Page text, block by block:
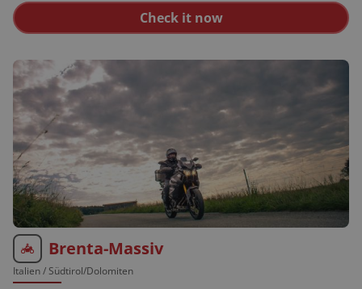
auch Otto-Normalmotorradfahrer ein, Rennluft zu
rundherum wird roter Spätburgunder angebaut. Bad
Münstereifel: Glänzt mit seinem original
mittelalterlichen Stadtbild. Etappe Fuchshofen –
Antweiler: Knackige Kurven auf griffigem Asphalt.
Check it now
Brenta-Massiv
Italien/ Südtirol/Dolomiten